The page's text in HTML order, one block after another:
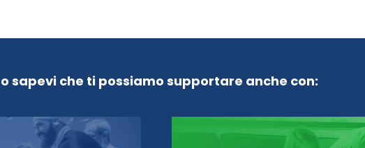
sapevi che ti possiamo supportare anche con: